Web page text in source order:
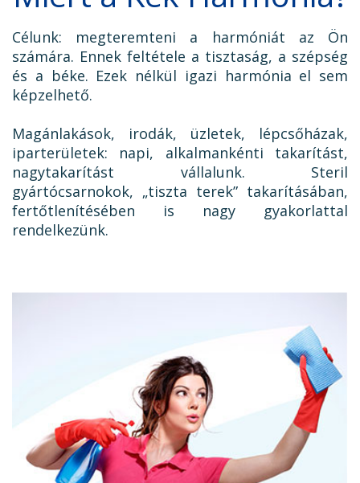
Célunk: megteremteni a harmóniát az Ön
számára. Ennek feltétele a tisztaság, a szépség
és a béke. Ezek nélkül igazi harmónia el sem
képzelhető.
Magánlakások, irodák, üzletek, lépcsőházak,
iparterületek: napi, alkalmankénti takarítást,
nagytakarítást vállalunk. Steril
gyártócsarnokok, „tiszta terek” takarításában,
fertőtlenítésében is nagy gyakorlattal
rendelkezünk.